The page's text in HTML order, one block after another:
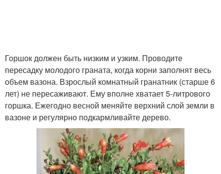
Горшок должен быть низким и узким. Проводите
пересадку молодого граната, когда корни заполнят весь
объем вазона. Взрослый комнатный гранатник (старше 6
лет) не пересаживают. Ему вполне хватает 5-литрового
горшка. Ежегодно весной меняйте верхний слой земли в
вазоне и регулярно подкармливайте дерево.